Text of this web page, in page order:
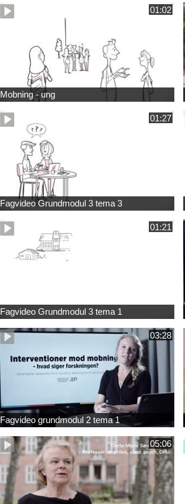
01:02
Mobning - ung
01:27
Fagvideo Grundmodul 3 tema 3
01:21
Fagvideo Grundmodul 3 tema 1
03:28
Fagvideo grundmodul 2 tema 1
05:06